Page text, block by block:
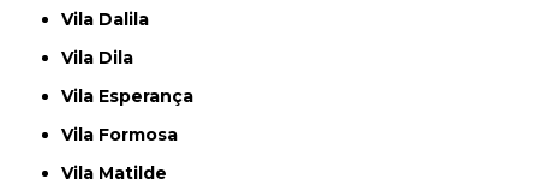
Vila Dalila
Vila Dila
Vila Esperança
Vila Formosa
Vila Matilde